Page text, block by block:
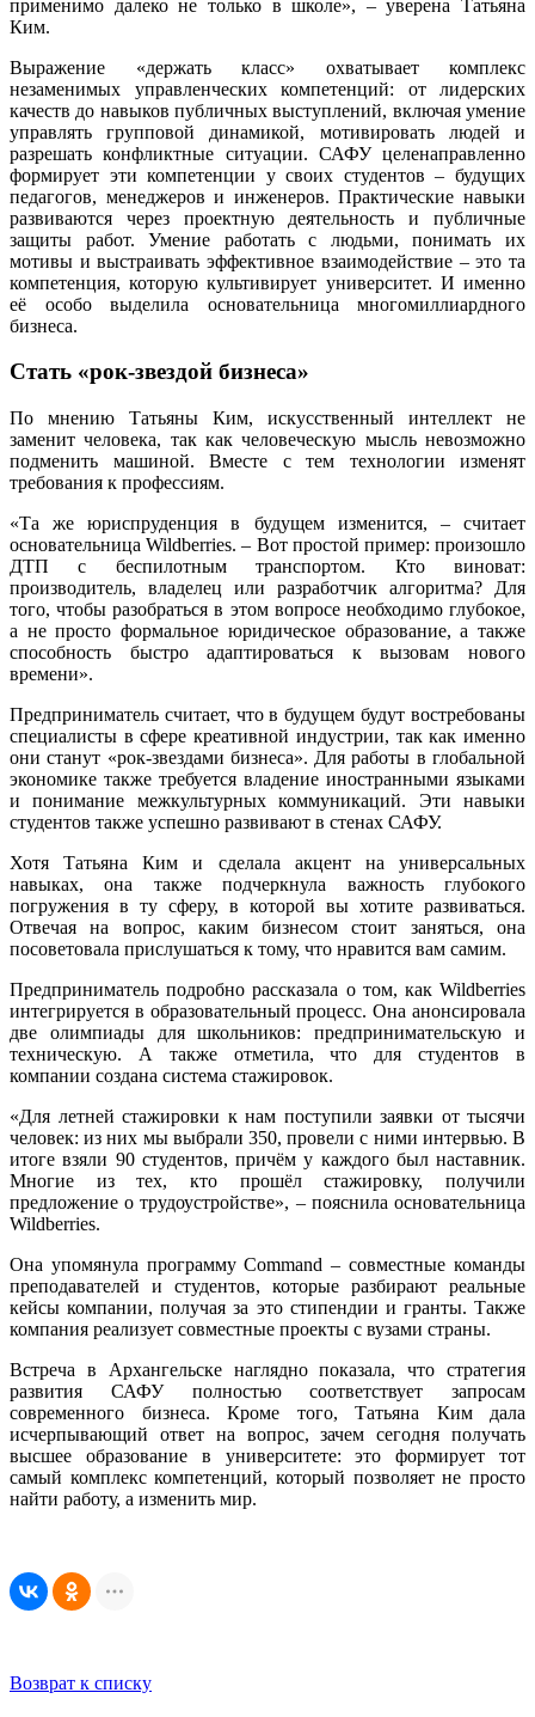
применимо далеко не только в школе», – уверена Татьяна
Ким.
Выражение «держать класс» охватывает комплекс
незаменимых управленческих компетенций: от лидерских
качеств до навыков публичных выступлений, включая умение
управлять групповой динамикой, мотивировать людей и
разрешать конфликтные ситуации. САФУ целенаправленно
формирует эти компетенции у своих студентов – будущих
педагогов, менеджеров и инженеров. Практические навыки
развиваются через проектную деятельность и публичные
защиты работ. Умение работать с людьми, понимать их
мотивы и выстраивать эффективное взаимодействие – это та
компетенция, которую культивирует университет. И именно
её особо выделила основательница многомиллиардного
бизнеса.
Стать «рок-звездой бизнеса»
По мнению Татьяны Ким, искусственный интеллект не
заменит человека, так как человеческую мысль невозможно
подменить машиной. Вместе с тем технологии изменят
требования к профессиям.
«Та же юриспруденция в будущем изменится, – считает
основательница Wildberries. – Вот простой пример: произошло
ДТП с беспилотным транспортом. Кто виноват:
производитель, владелец или разработчик алгоритма? Для
того, чтобы разобраться в этом вопросе необходимо глубокое,
а не просто формальное юридическое образование, а также
способность быстро адаптироваться к вызовам нового
времени».
Предприниматель считает, что в будущем будут востребованы
специалисты в сфере креативной индустрии, так как именно
они станут «рок-звездами бизнеса». Для работы в глобальной
экономике также требуется владение иностранными языками
и понимание межкультурных коммуникаций. Эти навыки
студентов также успешно развивают в стенах САФУ.
Хотя Татьяна Ким и сделала акцент на универсальных
навыках, она также подчеркнула важность глубокого
погружения в ту сферу, в которой вы хотите развиваться.
Отвечая на вопрос, каким бизнесом стоит заняться, она
посоветовала прислушаться к тому, что нравится вам самим.
Предприниматель подробно рассказала о том, как Wildberries
интегрируется в образовательный процесс. Она анонсировала
две олимпиады для школьников: предпринимательскую и
техническую. А также отметила, что для студентов в
компании создана система стажировок.
«Для летней стажировки к нам поступили заявки от тысячи
человек: из них мы выбрали 350, провели с ними интервью. В
итоге взяли 90 студентов, причём у каждого был наставник.
Многие из тех, кто прошёл стажировку, получили
предложение о трудоустройстве», – пояснила основательница
Wildberries.
Она упомянула программу Command – совместные команды
преподавателей и студентов, которые разбирают реальные
кейсы компании, получая за это стипендии и гранты. Также
компания реализует совместные проекты с вузами страны.
Встреча в Архангельске наглядно показала, что стратегия
развития САФУ полностью соответствует запросам
современного бизнеса. Кроме того, Татьяна Ким дала
исчерпывающий ответ на вопрос, зачем сегодня получать
высшее образование в университете: это формирует тот
самый комплекс компетенций, который позволяет не просто
найти работу, а изменить мир.
Возврат к списку